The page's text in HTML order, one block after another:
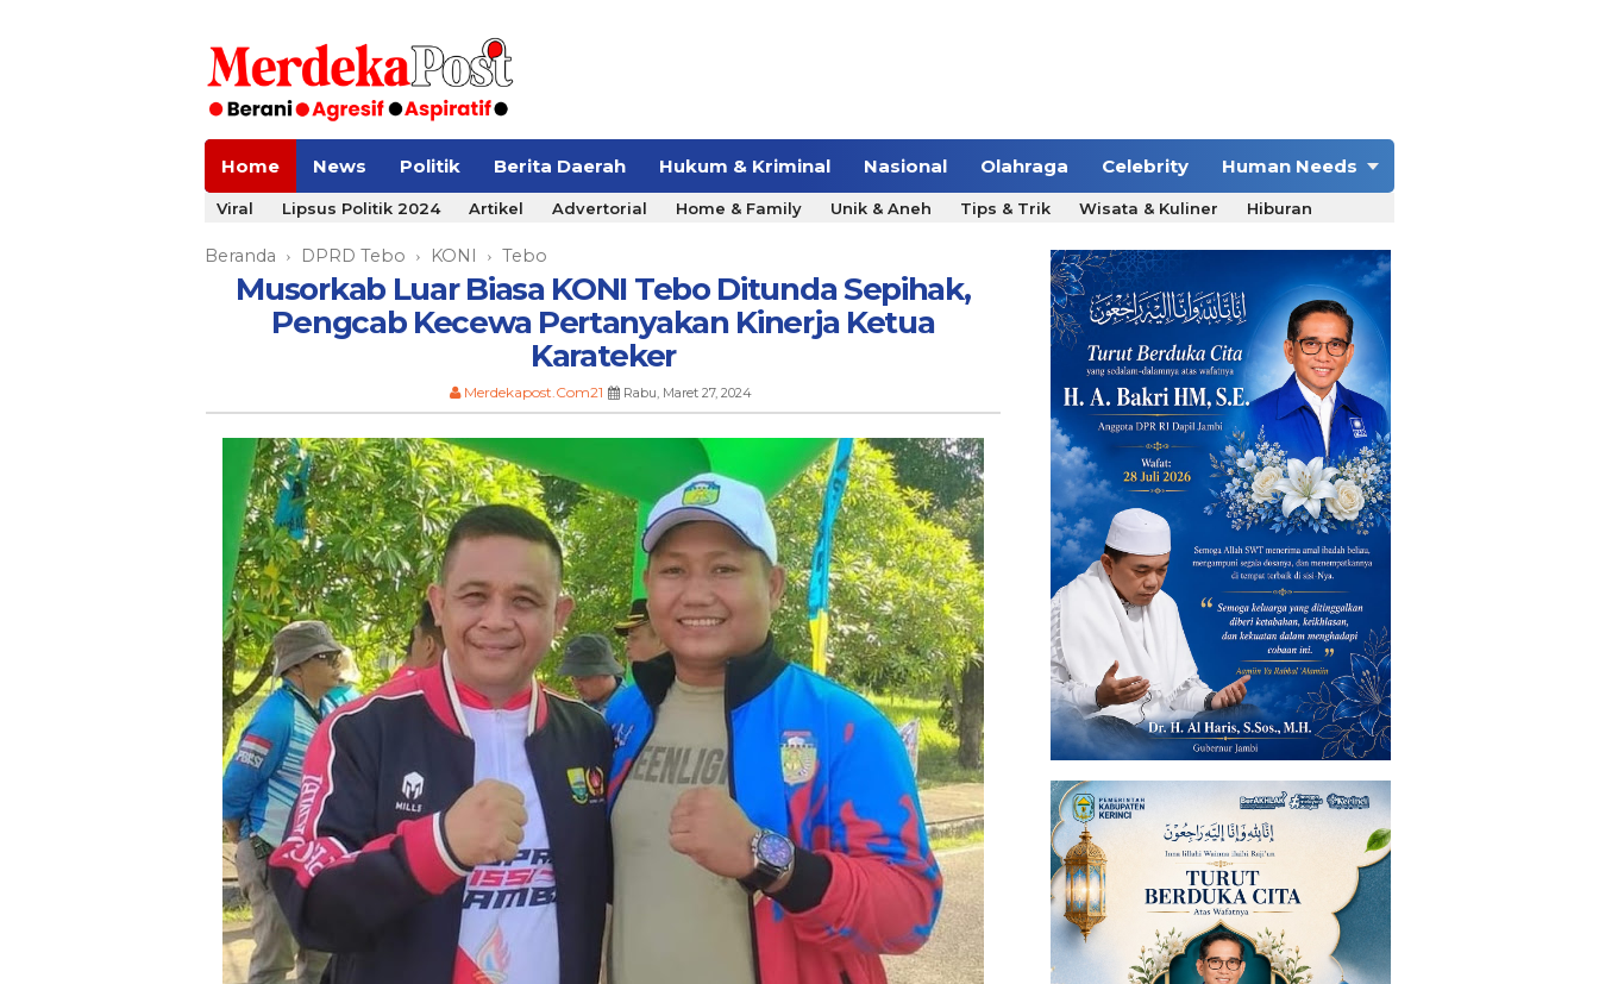
Home News Politik Berita Daerah Hukum & Kriminal Nasional Olahraga Celebrity Human Needs
Viral Lipsus Politik 2024 Artikel Advertorial Home & Family Unik & Aneh Tips & Trik Wisata & Kuliner Hiburan
Beranda › DPRD Tebo › KONI › Tebo
Musorkab Luar Biasa KONI Tebo Ditunda Sepihak,
Pengcab Kecewa Pertanyakan Kinerja Ketua
Karateker
Merdekapost.Com21 Rabu, Maret 27, 2024